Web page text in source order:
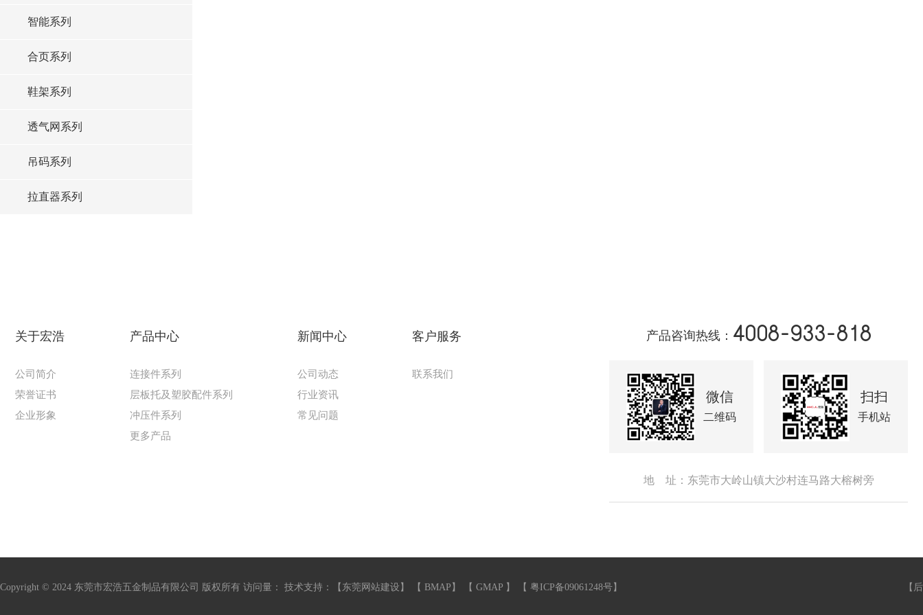
智能系列
合页系列
鞋架系列
透气网系列
吊码系列
拉直器系列
关于宏浩
公司简介
荣誉证书
企业形象
产品中心
连接件系列
层板托及塑胶配件系列
冲压件系列
更多产品
新闻中心
公司动态
行业资讯
常见问题
客户服务
联系我们
产品咨询热线： 4008-933-818
微信
二维码
扫扫
手机站
地 址：东莞市大岭山镇大沙村连马路大榕树旁
Copyright © 2024 东莞市宏浩五金制品有限公司 版权所有 访问量： 技术支持：【 东莞网站建设 】 【 BMAP 】 【 GMAP 】 【 粤ICP备09061248号 】 【